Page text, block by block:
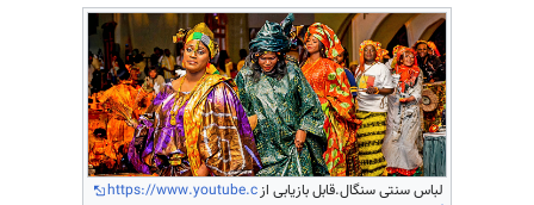
لباس سنتی سنگال.قابل بازیابی ازhttps://www.youtube.c